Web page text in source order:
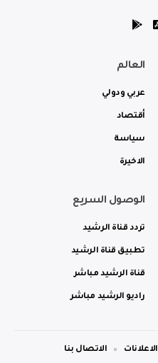
العالم
عربي ودولي
أقتصاد
سياسة
الاخيرة
الوصول السريع
تردد قناة الرشيد
تطبيق قناة الرشيد
قناة الرشيد مباشر
راديو الرشيد مباشر
الاعلانات الاتصال بنا